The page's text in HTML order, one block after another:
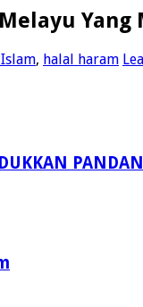
Yang
, halal haram